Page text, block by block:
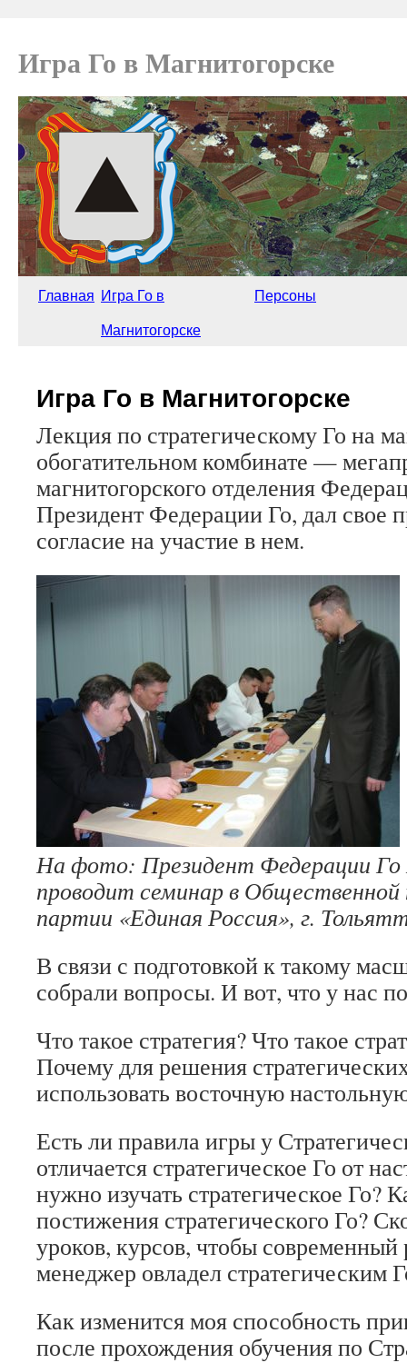
Игра Го в Магнитогорске
Главная Игра Го в
Магнитогорске
Персоны
Игра Го в Магнитогорске
Лекция по стратегическому Го на
обогатительном комбинате —
магнитогорского отделения
Президент Федерации Го, дал свое
согласие на участие в нем.
На фото: Президент Федерации
проводит семинар в Общественной
партии «Единая Россия», г.
В связи с подготовкой к такому
собрали вопросы. И вот, что у нас
Что такое стратегия? Что такое
Почему для решения
использовать восточную
Есть ли правила игры у
отличается стратегическое Го от
нужно изучать стратегическое Го?
постижения стратегического Го?
уроков, курсов, чтобы современный
менеджер овладел стратегическим
Как изменится моя способность
после прохождения обучения по